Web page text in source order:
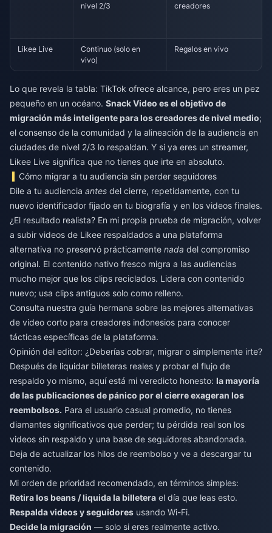
nivel 2/3
creadores
Likee Live
Continuo (solo en
vivo)
Regalos en vivo
Lo que revela la tabla: TikTok ofrece alcance, pero eres un pez
pequeño en un océano. Snack Video es el objetivo de
migración más inteligente para los creadores de nivel medio;
el consenso de la comunidad y la alineación de la audiencia en
ciudades de nivel 2/3 lo respaldan. Y si ya eres un streamer,
Likee Live significa que no tienes que irte en absoluto.
Cómo migrar a tu audiencia sin perder seguidores
Dile a tu audiencia antes del cierre, repetidamente, con tu
nuevo identificador fijado en tu biografía y en los videos finales.
¿El resultado realista? En mi propia prueba de migración, volver
a subir videos de Likee respaldados a una plataforma
alternativa no preservó prácticamente nada del compromiso
original. El contenido nativo fresco migra a las audiencias
mucho mejor que los clips reciclados. Lidera con contenido
nuevo; usa clips antiguos solo como relleno.
Consulta nuestra guía hermana sobre las mejores alternativas
de video corto para creadores indonesios para conocer
tácticas específicas de la plataforma.
Opinión del editor: ¿Deberías cobrar, migrar o simplemente irte?
Después de liquidar billeteras reales y probar el flujo de
respaldo yo mismo, aquí está mi veredicto honesto: la mayoría
de las publicaciones de pánico por el cierre exageran los
reembolsos. Para el usuario casual promedio, no tienes
diamantes significativos que perder; tu pérdida real son los
videos sin respaldo y una base de seguidores abandonada.
Deja de actualizar los hilos de reembolso y ve a descargar tu
contenido.
Mi orden de prioridad recomendado, en términos simples:
Retira los beans / liquida la billetera el día que leas esto.
Respalda videos y seguidores usando Wi-Fi.
Decide la migración — solo si eres realmente activo.